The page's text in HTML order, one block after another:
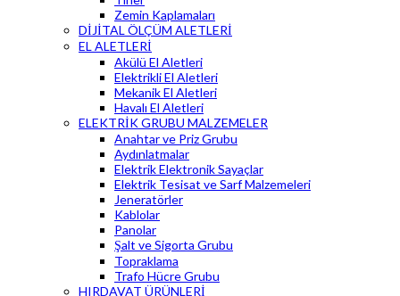
Zemin Kaplamaları
DİJİTAL ÖLÇÜM ALETLERİ
EL ALETLERİ
Akülü El Aletleri
Elektrikli El Aletleri
Mekanik El Aletleri
Havalı El Aletleri
ELEKTRİK GRUBU MALZEMELER
Anahtar ve Priz Grubu
Aydınlatmalar
Elektrik Elektronik Sayaçlar
Elektrik Tesisat ve Sarf Malzemeleri
Jeneratörler
Kablolar
Panolar
Şalt ve Sigorta Grubu
Topraklama
Trafo Hücre Grubu
HIRDAVAT ÜRÜNLERİ